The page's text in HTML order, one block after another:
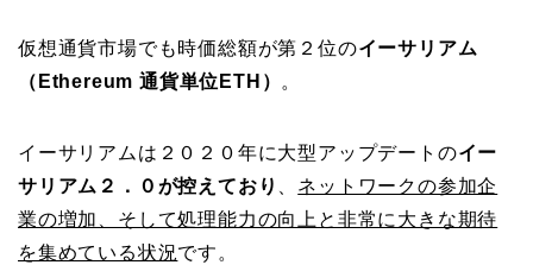
仮想通貨市場でも時価総額が第２位のイーサリアム
（Ethereum 通貨単位ETH） 。
イーサリアムは２０２０年に大型アップデートのイー
サリアム２．０が控えており
ネットワークの参加企
業の増加、そして処理能力の向上と非常に大きな期待
を集めている状況です。